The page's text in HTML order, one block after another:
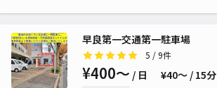
早良第一交通第一駐車場
5 / 9件
¥400〜 / 日 ¥40〜 / 15分